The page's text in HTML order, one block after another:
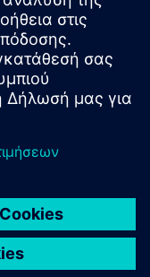
επιταχύνει
ασφαλή
εργασία.